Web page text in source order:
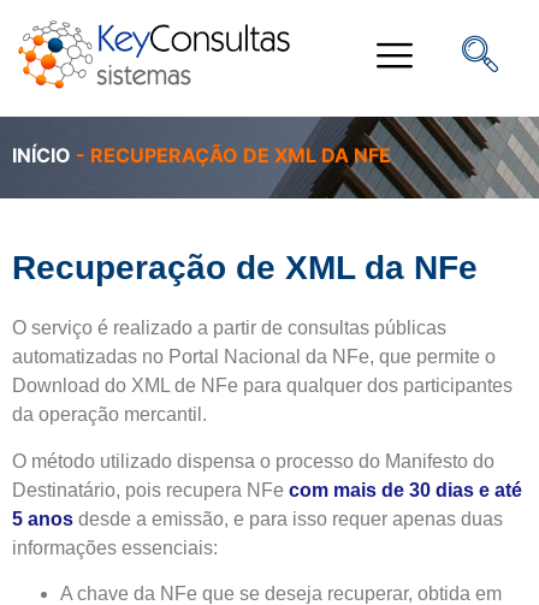
INÍCIO - RECUPERAÇÃO DE XML DA NFE
Recuperação de XML da NFe
O serviço é realizado a partir de consultas públicas
automatizadas no Portal Nacional da NFe, que permite o
Download do XML de NFe para qualquer dos participantes
da operação mercantil.
O método utilizado dispensa o processo do Manifesto do
Destinatário, pois recupera NFe com mais de 30 dias e até
5 anos desde a emissão, e para isso requer apenas duas
informações essenciais:
A chave da NFe que se deseja recuperar, obtida em